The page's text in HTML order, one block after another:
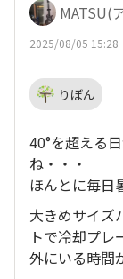
MATSU(
2025/08/05 15:28
りぼん
40°を超える
ね・・・
ほんとに毎
大きめサイズ
トで冷却プレ
外にいる時間